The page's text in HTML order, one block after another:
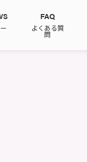
FAQ
よくある質
問